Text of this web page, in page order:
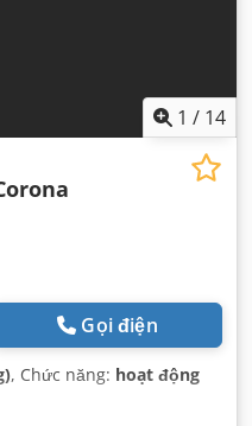
1 / 14
Gọi điện
, Chức năng: hoạt động